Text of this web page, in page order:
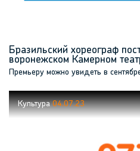
Бразильский хореограф
воронежском Камерном
Премьеру можно увидеть в
Культура04.07.23